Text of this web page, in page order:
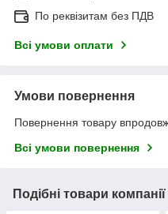
По реквізитам без ПДВ
Всі умови оплати
Умови повернення
Повернення товару
Всі умови повернення
Подібні товари компанії